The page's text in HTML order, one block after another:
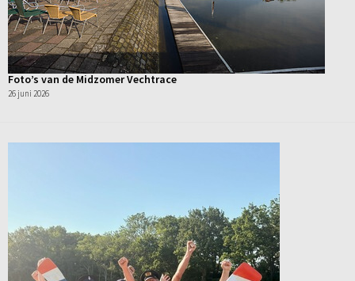
Foto’s van de Midzomer Vechtrace
26 juni 2026